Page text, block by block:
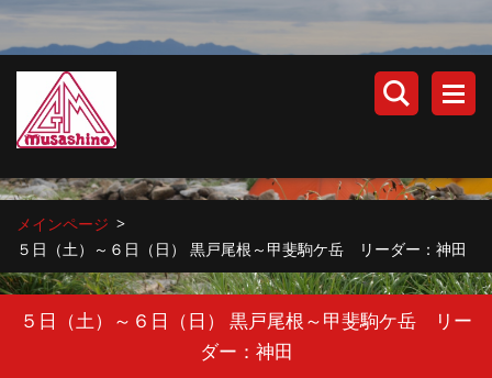
メインページ >
５日（土）～６日（日） 黒戸尾根～甲斐駒ケ岳 リーダー：神田
５日（土）～６日（日） 黒戸尾根～甲斐駒ケ岳 リー
ダー：神田